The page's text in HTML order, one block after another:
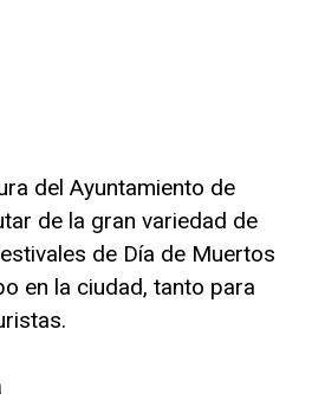
del Ayuntamiento de
de la gran variedad de
de Día de Muertos
en la ciudad, tanto para